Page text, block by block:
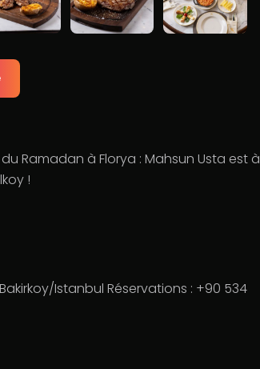
Ramadan à Florya : Mahsun Usta est à
!
Istanbul Réservations : +90 534